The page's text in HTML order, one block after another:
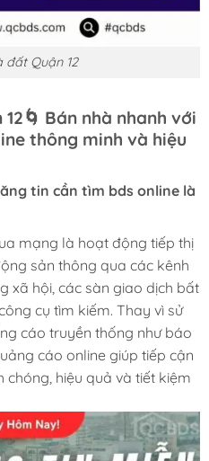
đất Quận 12
Bán nhà nhanh với
thông minh và hiệu
tin cần tìm bds online là
mạng là hoạt động tiếp thị
sản thông qua các kênh
xã hội, các sàn giao dịch bất
cụ tìm kiếm. Thay vì sử
cáo truyền thống như báo
cáo online giúp tiếp cận
hiệu quả và tiết kiệm